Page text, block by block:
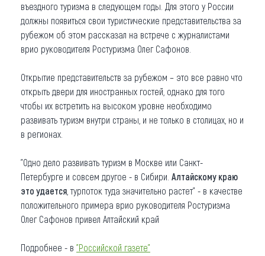
въездного туризма в следующем годы. Для этого у России
должны появиться свои туристические представительства за
рубежом об этом рассказал на встрече с журналистами
врио руководителя Ростуризма Олег Сафонов.
Открытие представительств за рубежом – это все равно что
открыть двери для иностранных гостей, однако для того
чтобы их встретить на высоком уровне необходимо
развивать туризм внутри страны, и не только в столицах, но и
в регионах.
"Одно дело развивать туризм в Москве или Санкт-
Петербурге и совсем другое - в Сибири. Алтайскому краю
это удается , турпоток туда значительно растет" - в качестве
положительного примера врио руководителя Ростуризма
Олег Сафонов привел Алтайский край
Подробнее - в "Российской газете"